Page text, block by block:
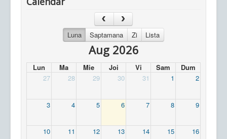
Luna Saptamana Zi Lista
Aug 2026
Lun Ma Mie Joi Vi Sam
Dum
27
28 29 30 31 1 2
3 4 5 6 7 8 9
10 11 12 13 14 15 16